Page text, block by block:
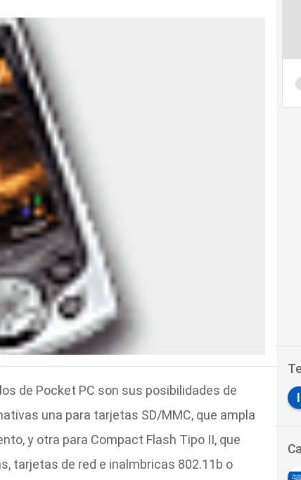
de Pocket PC son sus posibilidades de
una para tarjetas SD/MMC, que ampla
y otra para Compact Flash Tipo II, que
tarjetas de red e inalmbricas 802.11b o